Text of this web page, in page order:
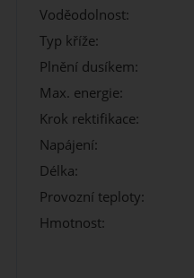
Voděodolnost:
Typ kříže:
Plnění dusíkem:
Max. energie:
Krok rektifikace:
Napájení:
Délka:
Provozní teploty:
Hmotnost: